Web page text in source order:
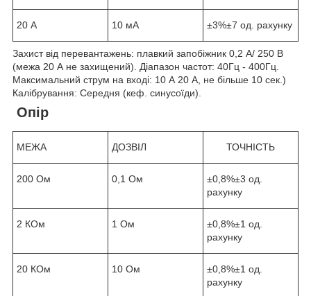
20 А 10 мА ±3%±7 од. рахунку
Захист від перевантажень: плавкий запобіжник 0,2 А/ 250 В
(межа 20 А не захищений). Діапазон частот: 40Гц - 400Гц.
Максимальний струм на вході: 10 А 20 А, не більше 10 сек.)
Калібрування: Середня (кеф. синусоїди).
Опір
МЕЖА ДОЗВІЛ ТОЧНІСТЬ
200 Ом 0,1 Ом
±0,8%±3 од.
рахунку
2 КОм 1 Ом
±0,8%±1 од.
рахунку
20 КОм 10 Ом
±0,8%±1 од.
рахунку